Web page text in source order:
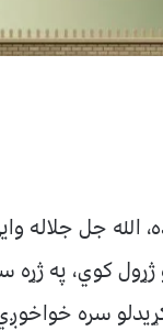
الله جل جلاله
کوي، په ژړه
کړیدلو سره